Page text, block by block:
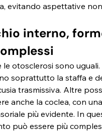
evitando aspettative
interno,
otosclerosi sono uguali.
soprattutto la staffa e
trasmissiva. Altre
anche la coclea, con
più evidente. In
può essere più